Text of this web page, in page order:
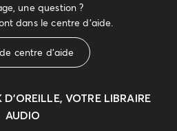
une question ?
dans le centre d'aide.
centre d'aide
D’OREILLE, VOTRE LIBRAIRE
AUDIO